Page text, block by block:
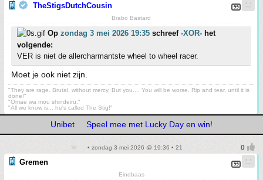
TheStigsDutchCousin
Brabo Bastard
Op zondag 3 mei 2026 19:35 schreef -XOR- het
volgende:
VER is niet de allercharmantste wheel to wheel racer.
Moet je ook niet zijn.
"They are rage. Brutal, without mercy. But you.... You will be worse. Rip and tear, until it is
done!"
"Omae wa mou shindeiru."
"All we know is... he's called The Stig!"
Unibet Speel mee met Lucky Day en win!
• zondag 3 mei 2026 @ 19:36 • 21
Gremen
Eindbaas